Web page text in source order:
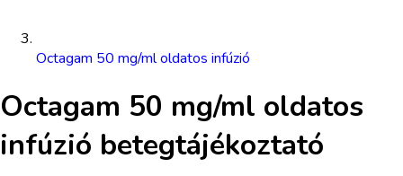
Octagam 50 mg/ml oldatos infúzió
Octagam 50 mg/ml oldatos
infúzió betegtájékoztató